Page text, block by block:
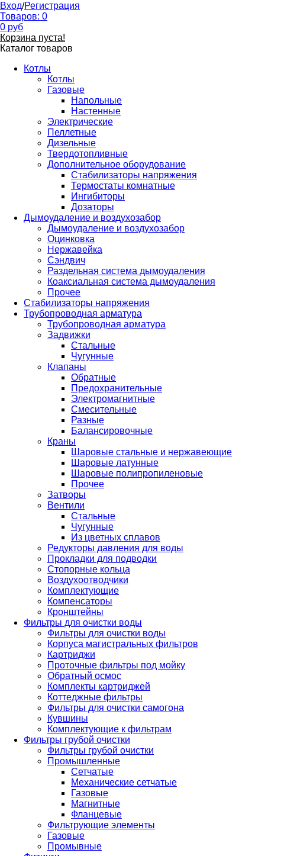
Вход/Регистрация
Товаров: 0
0 руб
Корзина пуста!
Каталог товаров
Котлы
Котлы
Газовые
Напольные
Настенные
Электрические
Пеллетные
Дизельные
Твердотопливные
Дополнительное оборудование
Стабилизаторы напряжения
Термостаты комнатные
Ингибиторы
Дозаторы
Дымоудаление и воздухозабор
Дымоудаление и воздухозабор
Оцинковка
Нержавейка
Сэндвич
Раздельная система дымоудаления
Коаксиальная система дымоудаления
Прочее
Стабилизаторы напряжения
Трубопроводная арматура
Трубопроводная арматура
Задвижки
Стальные
Чугунные
Клапаны
Обратные
Предохранительные
Электромагнитные
Смесительные
Разные
Балансировочные
Краны
Шаровые стальные и нержавеющие
Шаровые латунные
Шаровые полипропиленовые
Прочее
Затворы
Вентили
Стальные
Чугунные
Из цветных сплавов
Редукторы давления для воды
Прокладки для подводки
Стопорные кольца
Воздухоотводчики
Комплектующие
Компенсаторы
Кронштейны
Фильтры для очистки воды
Фильтры для очистки воды
Корпуса магистральных фильтров
Картриджи
Проточные фильтры под мойку
Обратный осмос
Комплекты картриджей
Коттеджные фильтры
Фильтры для очистки самогона
Кувшины
Комплектующие к фильтрам
Фильтры грубой очистки
Фильтры грубой очистки
Промышленные
Сетчатые
Механические сетчатые
Газовые
Магнитные
Фланцевые
Фильтрующие элементы
Газовые
Промывные